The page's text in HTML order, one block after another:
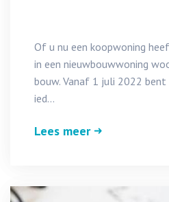
Of u nu een koopwoning
in een nieuwbouwwoning
bouw. Vanaf 1 juli 2022
ied...
Lees meer